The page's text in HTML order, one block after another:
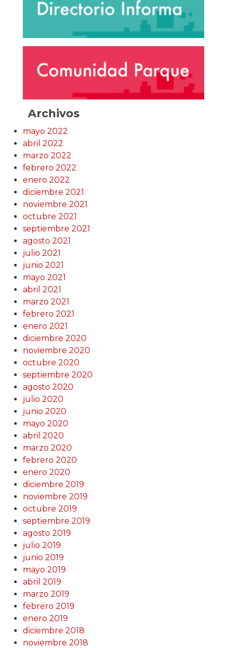
Archivos
mayo 2022
abril 2022
marzo 2022
febrero 2022
enero 2022
diciembre 2021
noviembre 2021
octubre 2021
septiembre 2021
agosto 2021
julio 2021
junio 2021
mayo 2021
abril 2021
marzo 2021
febrero 2021
enero 2021
diciembre 2020
noviembre 2020
octubre 2020
septiembre 2020
agosto 2020
julio 2020
junio 2020
mayo 2020
abril 2020
marzo 2020
febrero 2020
enero 2020
diciembre 2019
noviembre 2019
octubre 2019
septiembre 2019
agosto 2019
julio 2019
junio 2019
mayo 2019
abril 2019
marzo 2019
febrero 2019
enero 2019
diciembre 2018
noviembre 2018